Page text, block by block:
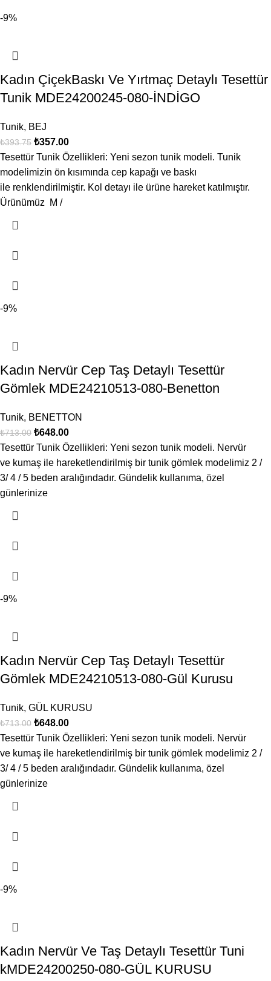
adresim ve site adresim bu tarayıcıya kaydedilsin.
-9%
Kadın ÇiçekBaskı Ve Yırtmaç Detaylı Tesettür
Tunik MDE24200245-080-İNDİGO
Tunik, BEJ
₺393.75 ₺357.00
Tesettür Tunik Özellikleri: Yeni sezon tunik modeli. Tunik
modelimizin ön kısımında cep kapağı ve baskı
ile renklendirilmiştir. Kol detayı ile ürüne hareket katılmıştır.
Ürünümüz M /
-9%
Kadın Nervür Cep Taş Detaylı Tesettür
Gömlek MDE24210513-080-Benetton
Tunik, BENETTON
₺713.00 ₺648.00
Tesettür Tunik Özellikleri: Yeni sezon tunik modeli. Nervür
ve kumaş ile hareketlendirilmiş bir tunik gömlek modelimiz 2 /
3/ 4 / 5 beden aralığındadır. Gündelik kullanıma, özel
günlerinize
-9%
Kadın Nervür Cep Taş Detaylı Tesettür
Gömlek MDE24210513-080-Gül Kurusu
Tunik, GÜL KURUSU
₺713.00 ₺648.00
Tesettür Tunik Özellikleri: Yeni sezon tunik modeli. Nervür
ve kumaş ile hareketlendirilmiş bir tunik gömlek modelimiz 2 /
3/ 4 / 5 beden aralığındadır. Gündelik kullanıma, özel
günlerinize
-9%
Kadın Nervür Ve Taş Detaylı Tesettür Tuni
kMDE24200250-080-GÜL KURUSU